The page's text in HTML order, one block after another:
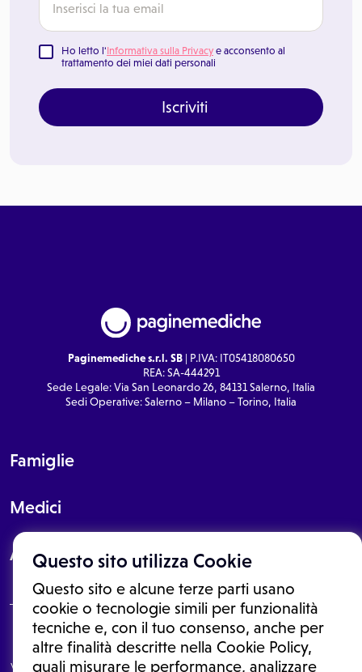
Questo sito utilizza Cookie
Questo sito e alcune terze parti usano
cookie o tecnologie simili per funzionalità
tecniche e, con il tuo consenso, anche per
altre finalità descritte nella Cookie Policy,
quali misurare le performance, analizzare
Ho letto l'Informativa sulla Privacy e acconsento al
trattamento dei miei dati personali
Iscriviti
Paginemediche s.r.l. SB| P.IVA: IT05418080650
REA: SA-444291
Sede Legale: Via San Leonardo 26, 84131 Salerno, Italia
Sedi Operative: Salerno – Milano – Torino, Italia
Famiglie
Medici
About
Le informazioni proposte in questo sito non sono un consulto medico.
In nessun caso, queste informazioni sostituiscono un consulto, una
visita o una diagnosi formulata dal medico. Non si devono considerare